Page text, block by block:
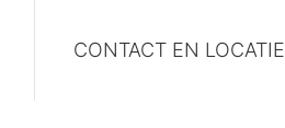
CONTACT EN LOCATIE